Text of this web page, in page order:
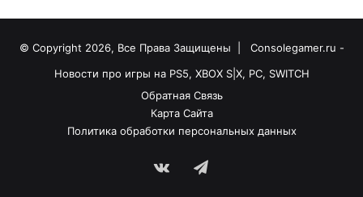
© Copyright 2026, Все Права Защищены |
Consolegamer.ru -
Новости про игры на PS5, XBOX S|X, PC, SWITCH
Обратная Связь
Карта Сайта
Политика обработки персональных данных